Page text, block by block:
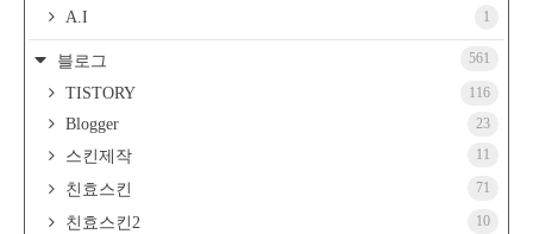
A.I 1
블로그 561
TISTORY 116
Blogger 23
스킨제작 11
친효스킨 71
친효스킨2 10